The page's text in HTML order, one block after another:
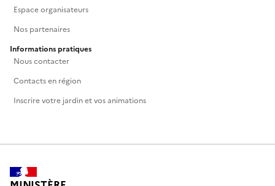
Espace organisateurs
Nos partenaires
Informations pratiques
Nous contacter
Contacts en région
Inscrire votre jardin et vos animations